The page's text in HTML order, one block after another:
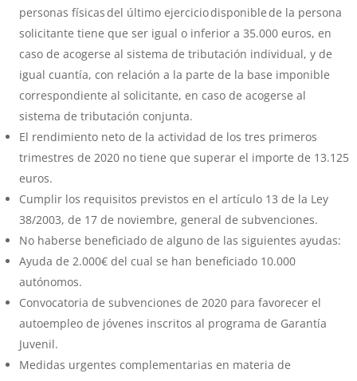
personas físicas del último ejercicio disponible de la persona
solicitante tiene que ser igual o inferior a 35.000 euros, en
caso de acogerse al sistema de tributación individual, y de
igual cuantía, con relación a la parte de la base imponible
correspondiente al solicitante, en caso de acogerse al
sistema de tributación conjunta.
El rendimiento neto de la actividad de los tres primeros
trimestres de 2020 no tiene que superar el importe de 13.125
euros.
Cumplir los requisitos previstos en el artículo 13 de la Ley
38/2003, de 17 de noviembre, general de subvenciones.
No haberse beneficiado de alguno de las siguientes ayudas:
Ayuda de 2.000€ del cual se han beneficiado 10.000
autónomos.
Convocatoria de subvenciones de 2020 para favorecer el
autoempleo de jóvenes inscritos al programa de Garantía
Juvenil.
Medidas urgentes complementarias en materia de